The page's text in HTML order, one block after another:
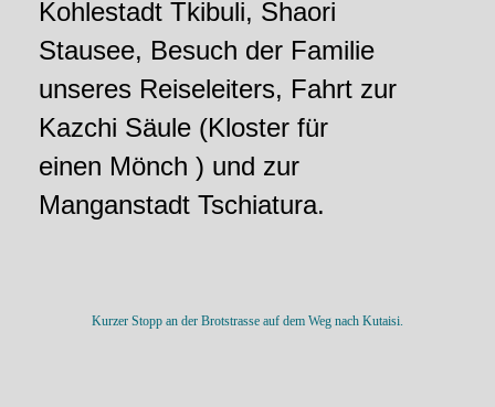
Kohlestadt Tkibuli, Shaori
Stausee, Besuch der Familie
unseres Reiseleiters, Fahrt zur
Kazchi Säule (Kloster für
einen Mönch ) und zur
Manganstadt Tschiatura.
Kurzer Stopp an der Brotstrasse auf dem Weg nach Kutaisi.